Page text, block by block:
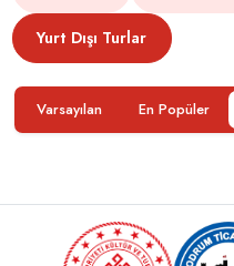
Yurt Dışı Turlar
Varsayılan En Popüler